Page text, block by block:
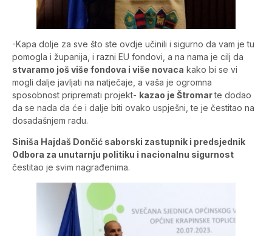
-Kapa dolje za sve što ste ovdje učinili i sigurno da vam je tu
pomogla i županija, i razni EU fondovi, a na nama je cilj da
stvaramo još više fondova i više novaca kako bi se vi
mogli dalje javljati na natječaje, a vaša je ogromna
sposobnost pripremati projekt- kazao je Štromarte dodao
da se nada da će i dalje biti ovako uspješni, te je čestitao na
dosadašnjem radu.
Siniša Hajdaš Dončić saborski zastupnik i predsjednik
Odbora za unutarnju politiku i nacionalnu sigurnost
čestitao je svim nagrađenima.